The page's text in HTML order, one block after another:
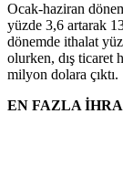
Ocak-haziran
yüzde 3,6 artarak
dönemde ithalat
olurken, dış ticaret
milyon dolara çıktı.
EN FAZLA